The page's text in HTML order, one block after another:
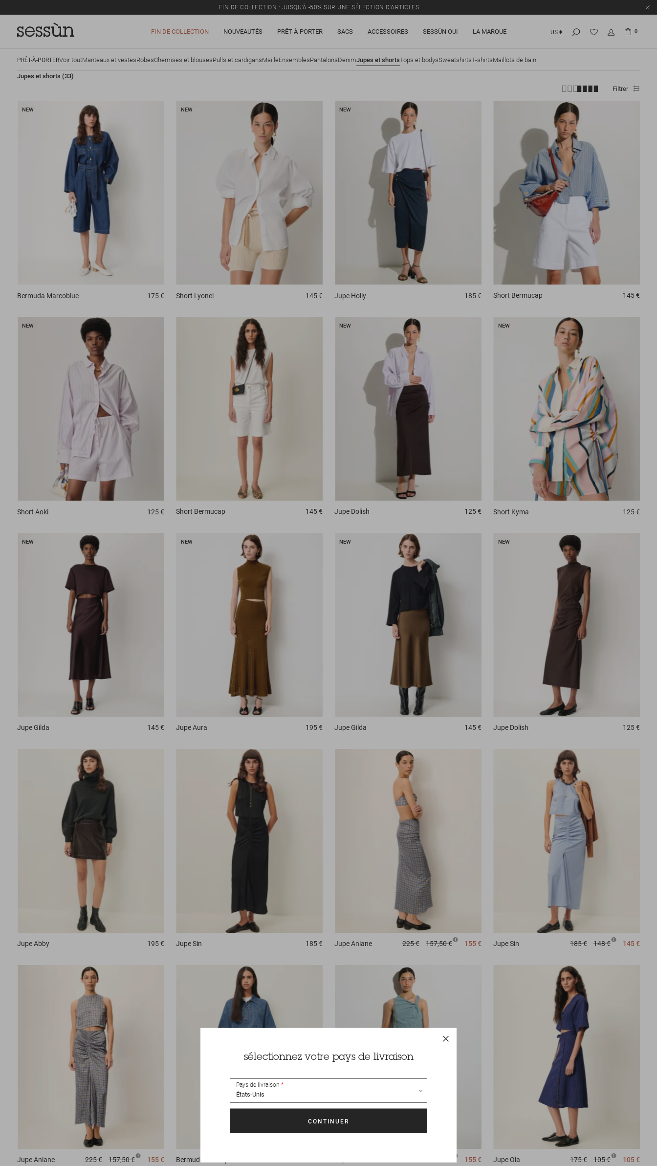
FIN DE COLLECTION : JUSQU’À -50% SUR UNE SÉLECTION D’ARTICLES
FIN DE COLLECTION NOUVEAUTÉS PRÊT-À-PORTER SACS ACCESSOIRES SESSÙN OUI LA MARQUE US € 0
PRÊT-À-PORTERVoir toutManteaux et vestesRobesChemises et blousesPulls et cardigansMailleEnsemblesPantalonsDenimJupes et shortsTops et bodysSweatshirtsT-shirtsMaillots de bain
Jupes et shorts (33)
Filtrer
NEW
Bermuda Marcoblue 175 €
NEW
Short Lyonel 145 €
NEW
Jupe Holly 185 € Short Bermucap 145 €
NEW
Short Aoki 125 € Short Bermucap 145 €
NEW
Jupe Dolish 125 €
NEW
Short Kyma 125 €
NEW
Jupe Gilda 145 €
NEW
Jupe Aura 195 €
NEW
Jupe Gilda 145 €
NEW
Jupe Dolish 125 €
JupeAbby 195 € Jupe Sin 185 € JupeAniane 225 € 157,50 € 155 € Jupe Sin 185 € 148 € 145 €
JupeAniane 225 € 157,50 € 155 € Bermuda 155 € Jupe Ola 175 € 105 € 105 €
sélectionnez votre pays de livraison
Pays de livraison